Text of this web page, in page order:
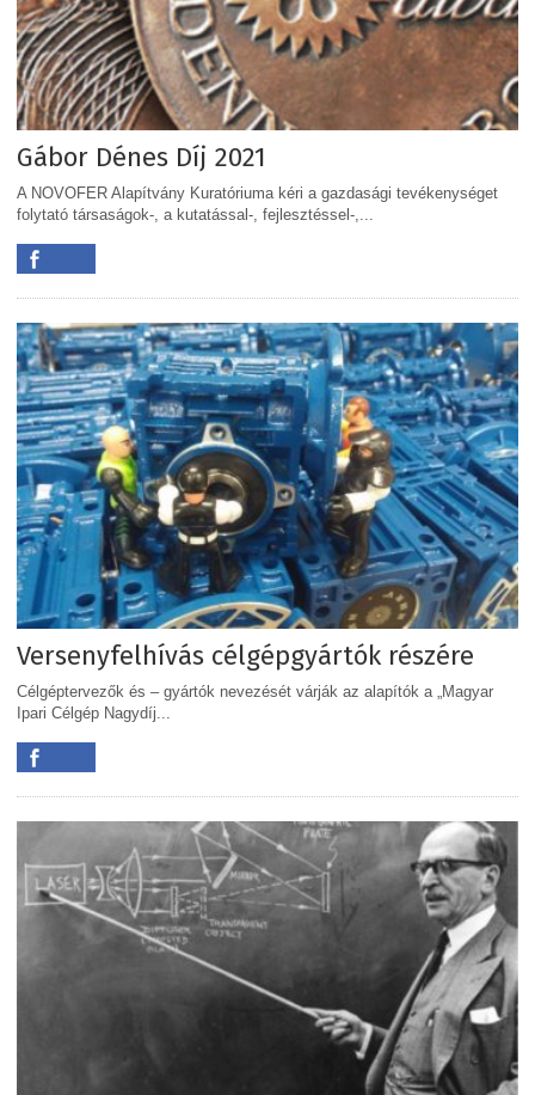
Gábor Dénes Díj 2021
A NOVOFER Alapítvány Kuratóriuma kéri a gazdasági tevékenységet
folytató társaságok-, a kutatással-, fejlesztéssel-,...
Versenyfelhívás célgépgyártók részére
Célgéptervezők és – gyártók nevezését várják az alapítók a „Magyar
Ipari Célgép Nagydíj...